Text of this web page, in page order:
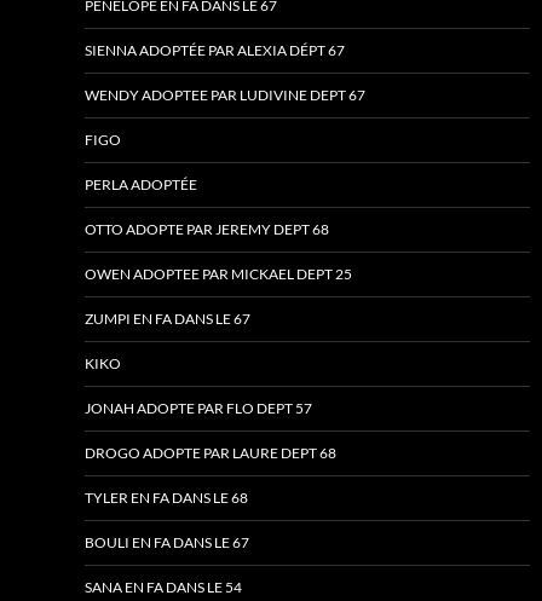
PÉNÉLOPE EN FA DANS LE 67
SIENNA ADOPTÉE PAR ALEXIA DÉPT 67
WENDY ADOPTEE PAR LUDIVINE DEPT 67
FIGO
PERLA ADOPTÉE
OTTO ADOPTE PAR JEREMY DEPT 68
OWEN ADOPTEE PAR MICKAEL DEPT 25
ZUMPI EN FA DANS LE 67
KIKO
JONAH ADOPTE PAR FLO DEPT 57
DROGO ADOPTE PAR LAURE DEPT 68
TYLER EN FA DANS LE 68
BOULI EN FA DANS LE 67
SANA EN FA DANS LE 54